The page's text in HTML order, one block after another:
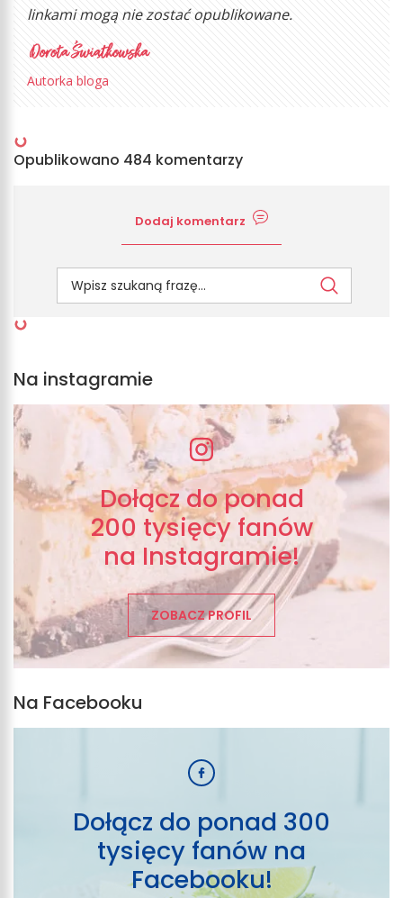
linkami mogą nie zostać opublikowane.
Autorka bloga
Opublikowano 484 komentarzy
Dodaj komentarz
Na instagramie
Dołącz do ponad
200 tysięcy fanów
na Instagramie!
ZOBACZ PROFIL
Na Facebooku
Dołącz do ponad 300
tysięcy fanów na
Facebooku!